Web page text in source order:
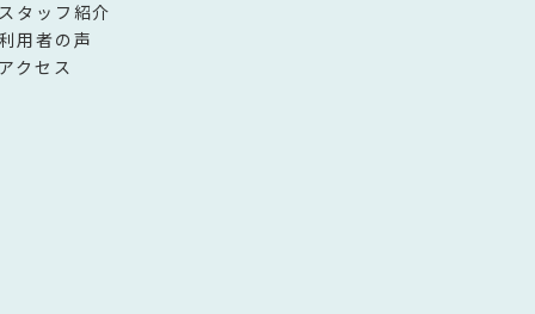
タッフ紹介
用者の声
クセス